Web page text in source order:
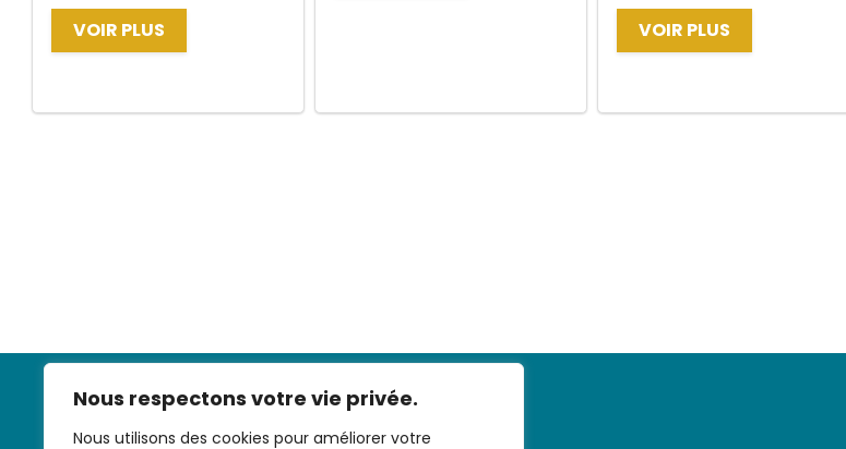
Nous respectons votre vie privée.
Nous utilisons des cookies pour améliorer votre
VOIR PLUS VOIR PLUS